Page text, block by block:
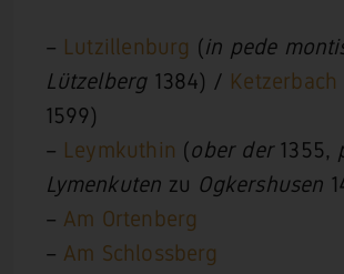
– Lutzillenburg (in pede
Lützelberg1384) / Ketzerbach
1599)
– Leymkuthin (ober der 1355,
Lymenkuten zu Ogkershusen
– Am Ortenberg
– Am Schlossberg